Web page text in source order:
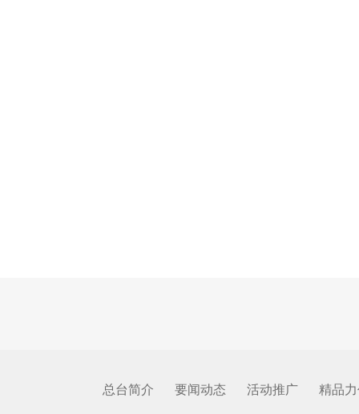
总台简介 要闻动态 活动推广 精品